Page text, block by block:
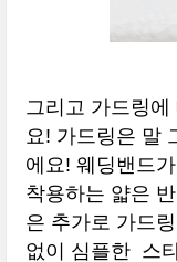
그리고 가드링에
요! 가드링은 말
에요! 웨딩밴드
착용하는 얇은
은 추가로 가드
없이 심플한 스